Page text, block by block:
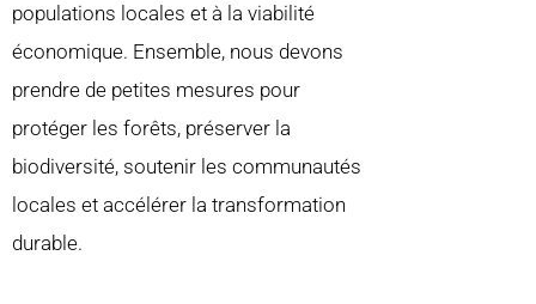
populations locales et à la viabilité
économique. Ensemble, nous devons
prendre de petites mesures pour
protéger les forêts, préserver la
biodiversité, soutenir les communautés
locales et accélérer la transformation
durable.